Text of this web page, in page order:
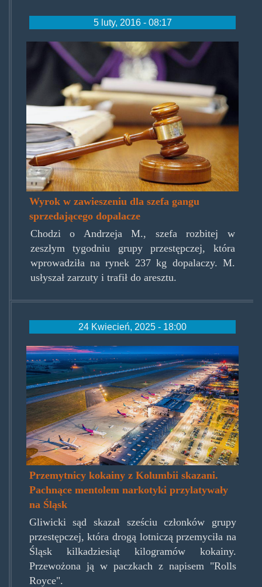
5 luty, 2016 - 08:17
courthammer.jpg
Wyrok w zawieszeniu dla szefa gangu
sprzedającego dopalacze
Chodzi o Andrzeja M., szefa rozbitej w
zeszłym tygodniu grupy przestępczej, która
wprowadziła na rynek 237 kg dopalaczy. M.
usłyszał zarzuty i trafił do aresztu.
24 Kwiecień, 2025 - 18:00
lotnisko-
w-
pyrzowicach-.jpg
Przemytnicy kokainy z Kolumbii skazani.
Pachnące mentolem narkotyki przylatywały
na Śląsk
Gliwicki sąd skazał sześciu członków grupy
przestępczej, która drogą lotniczą przemyciła na
Śląsk kilkadziesiąt kilogramów kokainy.
Przewożona ją w paczkach z napisem "Rolls
Royce".